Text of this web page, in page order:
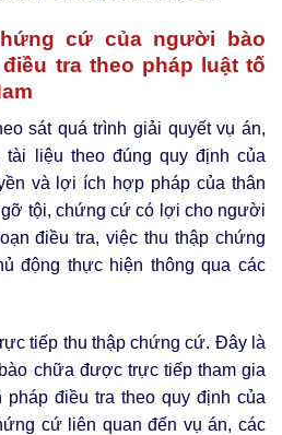
cứ của người bào
tra theo pháp luật tố
sát quá trình giải quyết vụ án,
liệu theo đúng quy định của
và lợi ích hợp pháp của thân
tội, chứng cứ có lợi cho người
điều tra, việc thu thập chứng
động thực hiện thông qua các
tiếp thu thập chứng cứ. Đây là
chữa được trực tiếp tham gia
pháp điều tra theo quy định của
cứ liên quan đến vụ án, các